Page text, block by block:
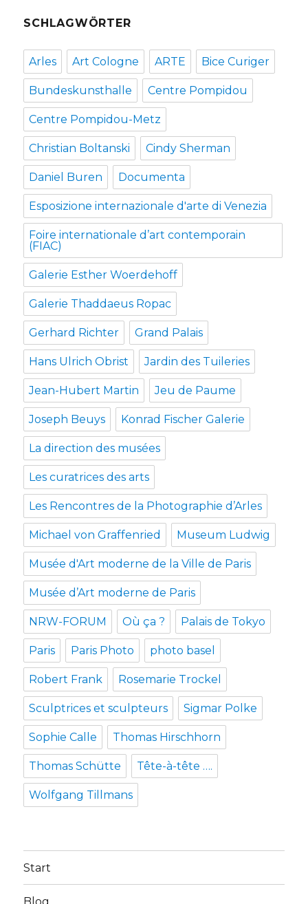
SCHLAGWÖRTER
Arles Art Cologne ARTE Bice Curiger
Bundeskunsthalle Centre Pompidou
Centre Pompidou-Metz
Christian Boltanski Cindy Sherman
Daniel Buren Documenta
Esposizione internazionale d'arte di Venezia
Foire internationale d’art contemporain
(FIAC)
Galerie Esther Woerdehoff
Galerie Thaddaeus Ropac
Gerhard Richter Grand Palais
Hans Ulrich Obrist Jardin des Tuileries
Jean-Hubert Martin Jeu de Paume
Joseph Beuys Konrad Fischer Galerie
La direction des musées
Les curatrices des arts
Les Rencontres de la Photographie d’Arles
Michael von Graffenried Museum Ludwig
Musée d'Art moderne de la Ville de Paris
Musée d’Art moderne de Paris
NRW-FORUM Où ça ? Palais de Tokyo
Paris Paris Photo photo basel
Robert Frank Rosemarie Trockel
Sculptrices et sculpteurs Sigmar Polke
Sophie Calle Thomas Hirschhorn
Thomas Schütte Tête-à-tête ….
Wolfgang Tillmans
Start
Blog